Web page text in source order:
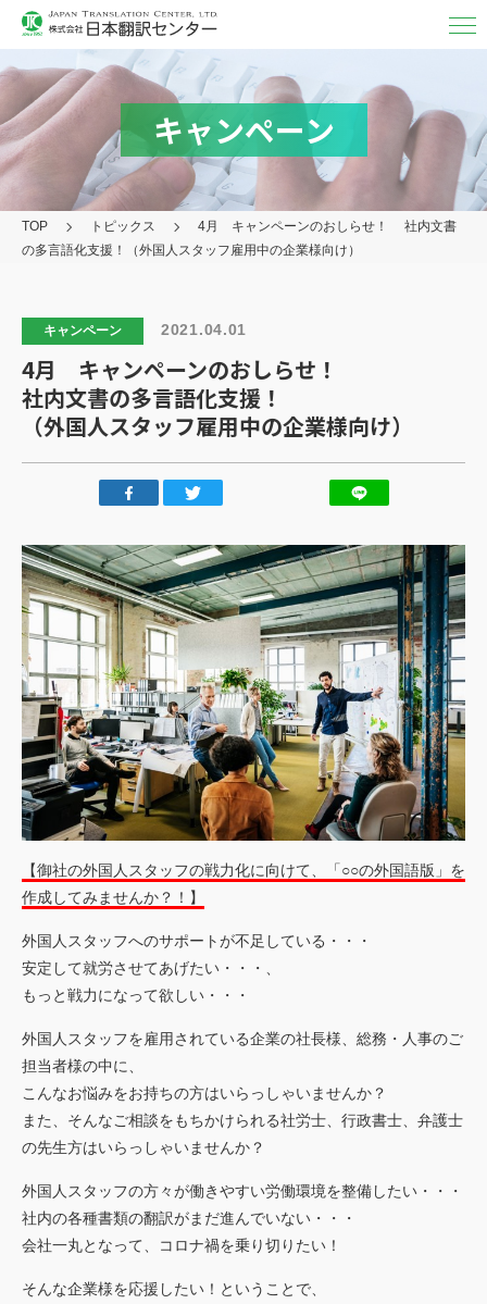
翻訳
MTPE（機械チェック）
映像字幕
対応フォーマット
アフターケア
その他のサービス
行動規範
会社概要
アクセスマップ
お客様の声
実績
トピックス
ご利用案内
お見積もり依頼
キャンペーン
TOP トピックス 4月 キャンペーンのおしらせ！ 社内文書
の多言語化支援！
（外国人スタッフ雇用中の企業様向け）
キャンペーン 2021.04.01
4月 キャンペーンのおしらせ！
社内文書の多言語化支援！
（外国人スタッフ雇用中の企業様向け）
【御社の外国人スタッフの戦力化に向けて、「○○の外国語版」を
作成してみませんか？！】
外国人スタッフへのサポートが不足している・・・
安定して就労させてあげたい・・・、
もっと戦力になって欲しい・・・
外国人スタッフを雇用されている企業の社長様、総務・人事のご
担当者様の中に、
こんなお悩みをお持ちの方はいらっしゃいませんか？
また、そんなご相談をもちかけられる社労士、行政書士、弁護士
の先生方はいらっしゃいませんか？
外国人スタッフの方々が働きやすい労働環境を整備したい・・・
社内の各種書類の翻訳がまだ進んでいない・・・
会社一丸となって、コロナ禍を乗り切りたい！
そんな企業様を応援したい！ということで、